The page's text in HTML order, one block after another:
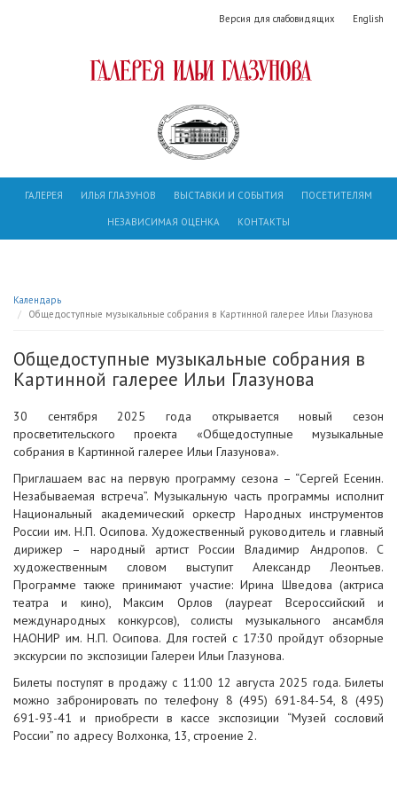
Версия для слабовидящих English
ГАЛЕРЕЯ ИЛЬЯ ГЛАЗУНОВ ВЫСТАВКИ И СОБЫТИЯ ПОСЕТИТЕЛЯМ
НЕЗАВИСИМАЯ ОЦЕНКА КОНТАКТЫ
Календарь
Общедоступные музыкальные собрания в Картинной галерее Ильи Глазунова
Общедоступные музыкальные собрания в
Картинной галерее Ильи Глазунова
30 сентября 2025 года открывается новый сезон
просветительского проекта «Общедоступные музыкальные
собрания в Картинной галерее Ильи Глазунова».
Приглашаем вас на первую программу сезона – “Сергей Есенин.
Незабываемая встреча”. Музыкальную часть программы исполнит
Национальный академический оркестр Народных инструментов
России им. Н.П. Осипова. Художественный руководитель и главный
дирижер – народный артист России Владимир Андропов. С
художественным словом выступит Александр Леонтьев.
Программе также принимают участие: Ирина Шведова (актриса
театра и кино), Максим Орлов (лауреат Всероссийский и
международных конкурсов), солисты музыкального ансамбля
НАОНИР им. Н.П. Осипова. Для гостей с 17:30 пройдут обзорные
экскурсии по экспозиции Галереи Ильи Глазунова.
Билеты поступят в продажу с 11:00 12 августа 2025 года. Билеты
можно забронировать по телефону 8 (495) 691-84-54, 8 (495)
691-93-41 и приобрести в кассе экспозиции “Музей сословий
России” по адресу Волхонка, 13, строение 2.